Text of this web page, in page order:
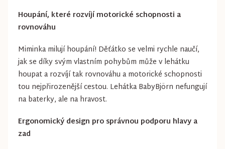
Houpání, které rozvíjí motorické schopnosti a
rovnováhu
Miminka milují houpání! Děťátko se velmi rychle naučí,
jak se díky svým vlastním pohybům může v lehátku
houpat a rozvíjí tak rovnováhu a motorické schopnosti
tou nejpřirozenější cestou. Lehátka BabyBjörn nefungují
na baterky, ale na hravost.
Ergonomický design pro správnou podporu hlavy a
zad